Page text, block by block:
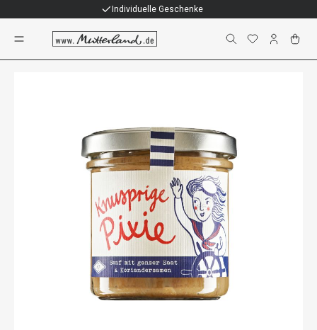
Individuelle Geschenke